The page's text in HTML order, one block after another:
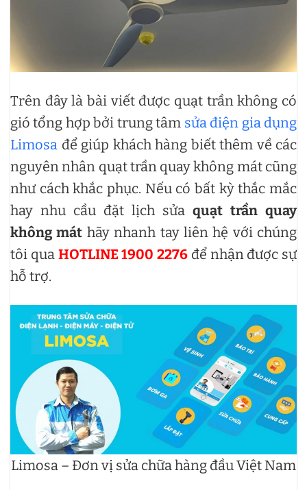
Trên đây là bài viết được quạt trần không có
gió tổng hợp bởi trung tâm sửa điện gia dụng
Limosa để giúp khách hàng biết thêm về các
nguyên nhân quạt trần quay không mát cũng
như cách khắc phục. Nếu có bất kỳ thắc mắc
hay nhu cầu đặt lịch sửa quạt trần quay
không mát hãy nhanh tay liên hệ với chúng
tôi qua HOTLINE 1900 2276 để nhận được sự
hỗ trợ.
Limosa – Đơn vị sửa chữa hàng đầu Việt Nam